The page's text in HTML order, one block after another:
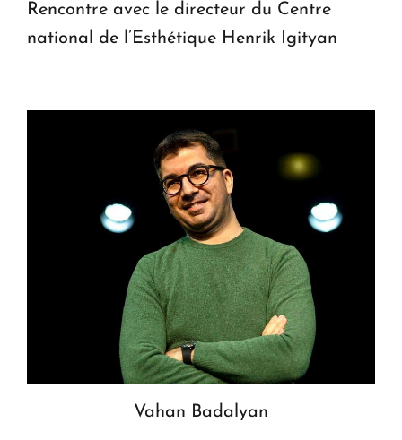
Rencontre avec le directeur du Centre
national de l’Esthétique Henrik Igityan
Vahan Badalyan